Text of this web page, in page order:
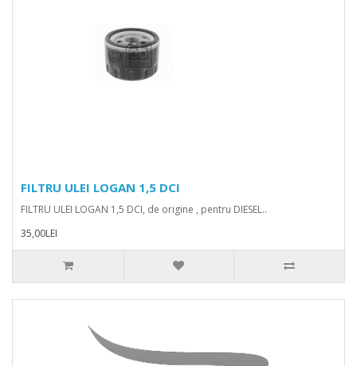
FILTRU ULEI LOGAN 1,5 DCI
FILTRU ULEI LOGAN 1,5 DCI, de origine , pentru DIESEL..
35,00LEI